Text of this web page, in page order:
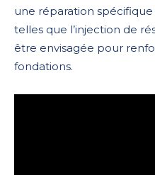
une réparation
telles que l’injection de
être envisagée pour
fondations.